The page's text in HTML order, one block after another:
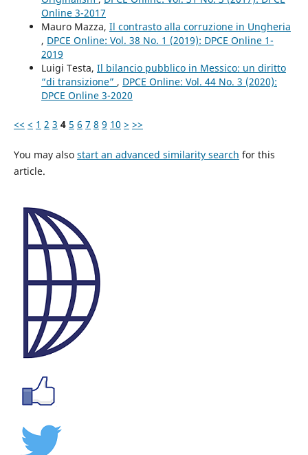
Online 3-2017
Mauro Mazza, Il contrasto alla corruzione in Ungheria
, DPCE Online: Vol. 38 No. 1 (2019): DPCE Online 1-
2019
Luigi Testa, Il bilancio pubblico in Messico: un diritto
“di transizione” , DPCE Online: Vol. 44 No. 3 (2020):
DPCE Online 3-2020
<< < 1 2 3 4 5 6 7 8 9 10 > >>
You may also start an advanced similarity search for this
article.